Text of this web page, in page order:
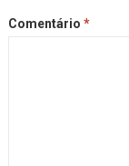
Comentário *